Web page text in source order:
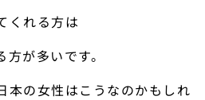
くれる方は
が多いです。
本の女性はこうなのかもしれ